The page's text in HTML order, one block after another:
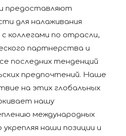
предоставляют
для налаживания
коллегами по отрасли,
партнерства и
последних тенденций
предпочтений. Наше
на этих глобальных
нашу
международных
наши позиции и